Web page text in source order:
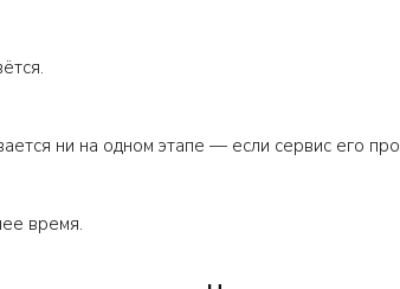
ни на одном этапе — если сервис его
время.